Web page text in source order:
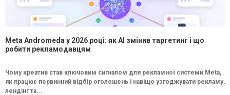
Meta Andromeda у 2026 році: як AI змінив таргетинг і що
робити рекламодавцям
Чому креатив став ключовим сигналом для рекламної системи Meta,
як працює первинний відбір оголошень і навіщо узгоджувати рекламу,
лендінг та...